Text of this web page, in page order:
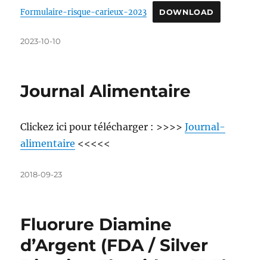
Formulaire-risque-carieux-2023 DOWNLOAD
Posted
2023-10-10
Journal Alimentaire
Clickez ici pour télécharger : >>>>Journal-
alimentaire <<<<<
Posted
2018-09-23
Fluorure Diamine
d’Argent (FDA / Silver